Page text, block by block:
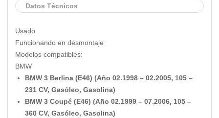
Datos Técnicos
Usado
Funcionando en desmontaje
Modelos compatibles:
BMW
BMW 3 Berlina (E46) (Año 02.1998 – 02.2005, 105 –
231 CV, Gasóleo, Gasolina)
BMW 3 Coupé (E46) (Año 02.1999 – 07.2006, 105 –
360 CV, Gasóleo, Gasolina)